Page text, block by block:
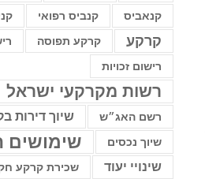
קנאביס קנביס רפואי
קרקע קרקע תפוסה
רישום זכויות
רשות מקרקעי ישראל
רשם האג״ש שיוך דירות
שיוך נכסים שימושים
שינויי יעוד שכירת קרקע